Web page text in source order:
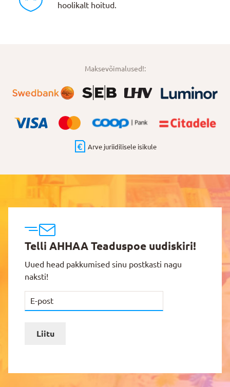
hoolikalt hoitud.
Maksevõimalused!:
Arve juriidilisele isikule
Telli AHHAA Teaduspoe uudiskiri!
Uued head pakkumised sinu postkasti nagu
naksti!
Liitu